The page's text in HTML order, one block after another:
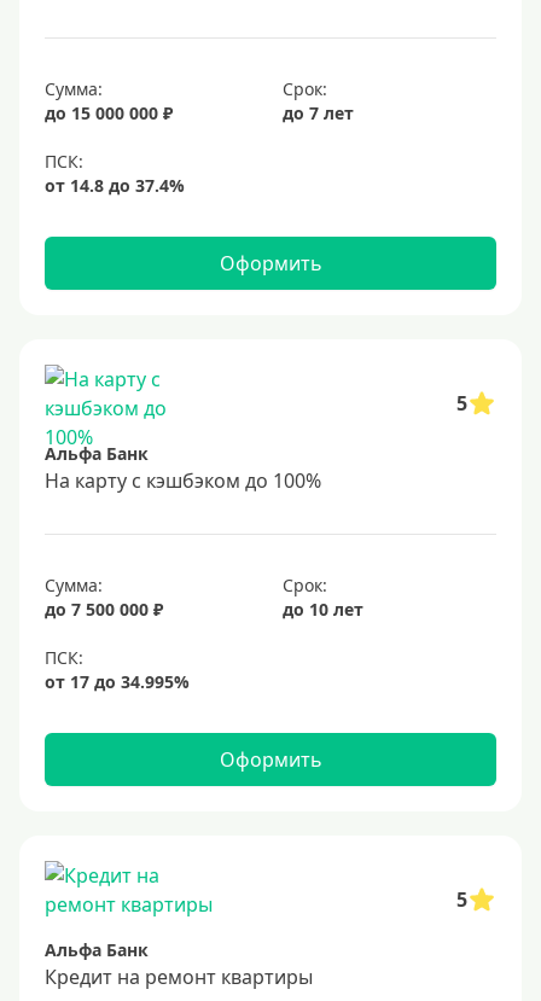
Сумма:
до 15 000 000 ₽
Срок:
до 7 лет
Оформить
5
Альфа Банк
На карту с кэшбэком до 100%
Сумма:
до 7 500 000 ₽
Срок:
до 10 лет
Оформить
5
Альфа Банк
Кредит на ремонт квартиры